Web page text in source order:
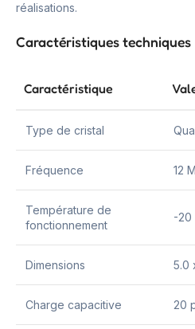
réalisations.
Caractéristiques techniques
Caractéristique
Type de cristal
Fréquence 12
Température de
fonctionnement
-20
Dimensions 5.0
Charge capacitive 20